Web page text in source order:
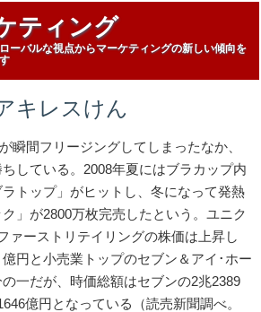
ティング
ーバルな視点からマーケティングの新しい傾向を
キレスけん
瞬間フリージングしてしまったなか、
している。2008年夏にはブラカップ内
トップ」がヒットし、冬になって発熱
」が2800万枚完売したという。ユニク
ァーストリテイリングの株価は上昇し
円と小売業トップのセブン＆アイ･ホー
一だが、時価総額はセブンの2兆2389
億円となっている（読売新聞調べ。